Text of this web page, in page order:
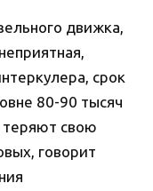
движка,
срок
80-90 тысяч
свою
говорит